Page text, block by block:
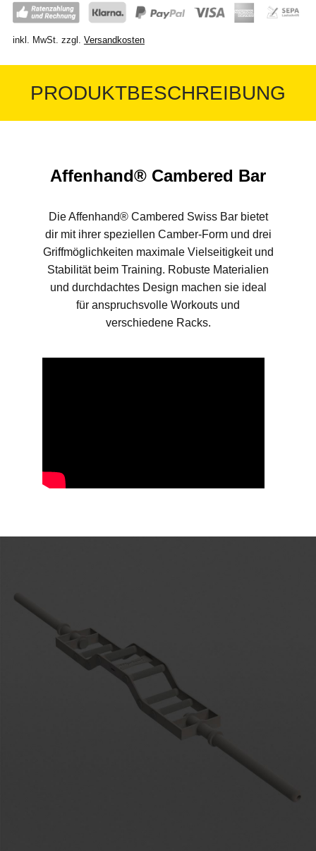
inkl. MwSt. zzgl. Versandkosten
PRODUKTBESCHREIBUNG
Affenhand® Cambered Bar
Die Affenhand® Cambered Swiss Bar bietet
dir mit ihrer speziellen Camber-Form und drei
Griffmöglichkeiten maximale Vielseitigkeit und
Stabilität beim Training. Robuste Materialien
und durchdachtes Design machen sie ideal
für anspruchsvolle Workouts und
verschiedene Racks.